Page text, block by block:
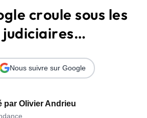
croule sous les
judiciaires…
par Olivier Andrieu
Nous suivre sur Google